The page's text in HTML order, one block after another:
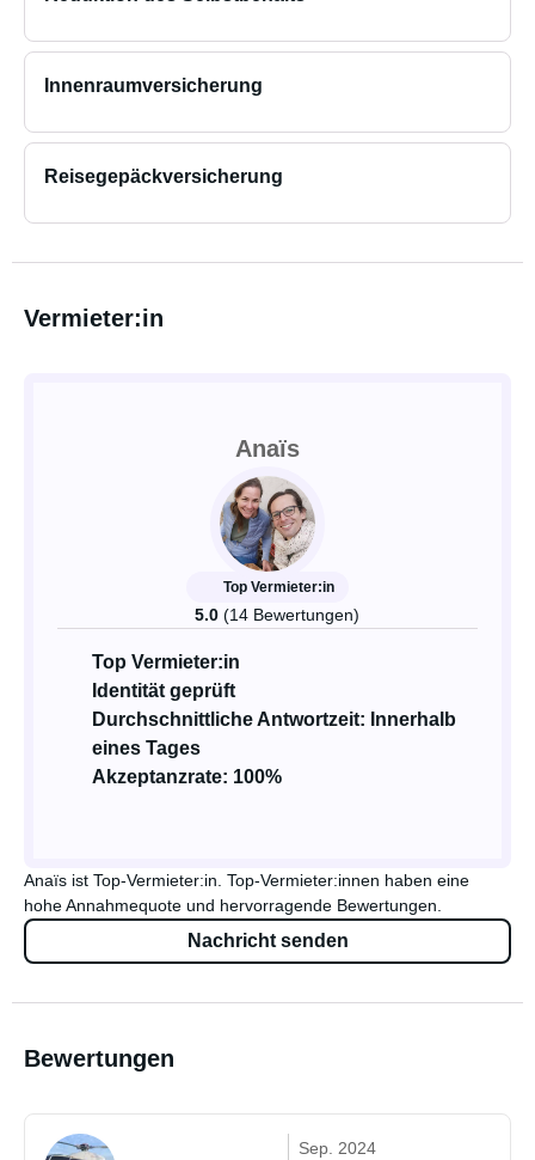
Innenraumversicherung
Reisegepäckversicherung
Vermieter:in
Anaïs
Top Vermieter:in
5.0 (14 Bewertungen)
Top Vermieter:in
Identität geprüft
Durchschnittliche Antwortzeit: Innerhalb
eines Tages
Akzeptanzrate: 100%
Anaïs ist Top-Vermieter:in. Top-Vermieter:innen haben eine
hohe Annahmequote und hervorragende Bewertungen.
Nachricht senden
Bewertungen
Sep. 2024